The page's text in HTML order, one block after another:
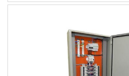
QUADRO GERAL DE BAIXA
qualidade onde são realizadas as
de última geração, tudo isso para
baixa tensão qgbt com
eficientes de uma companhia
excelência e destaque em sua